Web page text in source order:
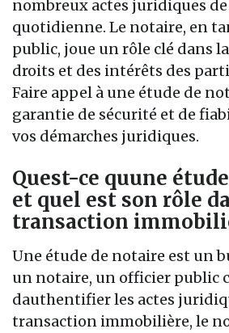
nombreux actes juridiques de
quotidienne. Le notaire, en
public, joue un rôle clé dans
droits et des intérêts des
Faire appel à une étude de
garantie de sécurité et de
vos démarches juridiques.
Quest-ce quune
et quel est son rôle
transaction
Une étude de notaire est un
un notaire, un officier public
dauthentifier les actes
transaction immobilière, le